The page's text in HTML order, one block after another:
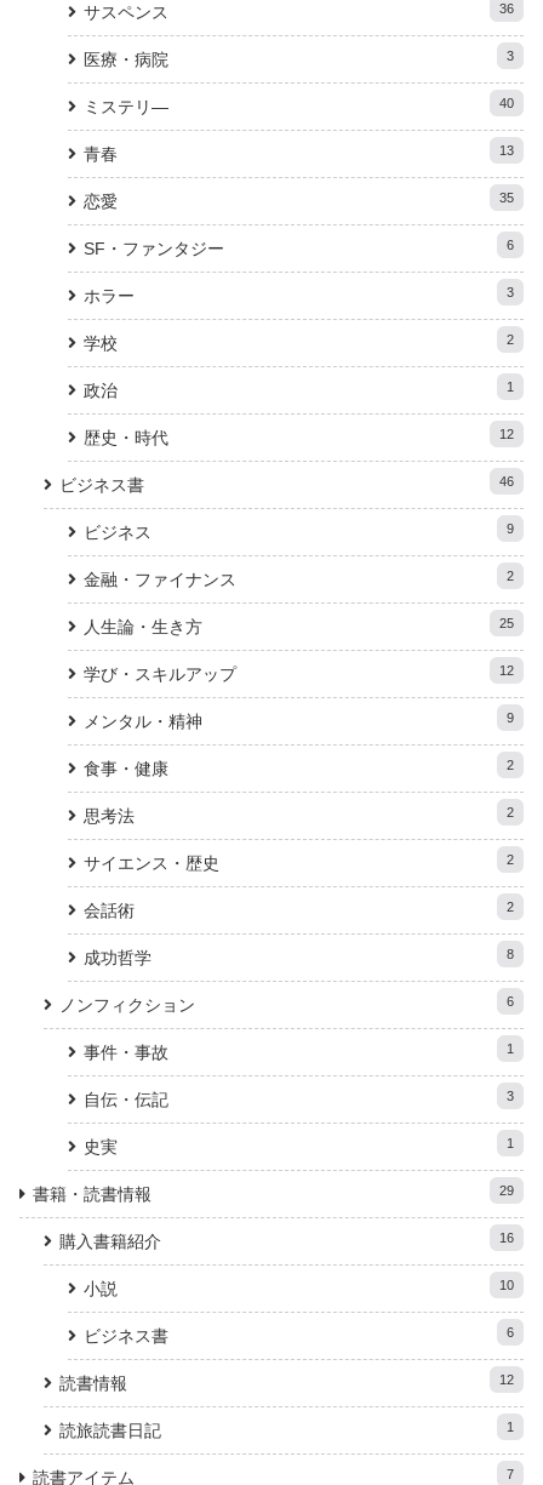
サスペンス 36
医療・病院 3
ミステリ― 40
青春 13
恋愛 35
SF・ファンタジー 6
ホラー 3
学校 2
政治 1
歴史・時代 12
ビジネス書 46
ビジネス 9
金融・ファイナンス 2
人生論・生き方 25
学び・スキルアップ 12
メンタル・精神 9
食事・健康 2
思考法 2
サイエンス・歴史 2
会話術 2
成功哲学 8
ノンフィクション 6
事件・事故 1
自伝・伝記 3
史実 1
書籍・読書情報 29
購入書籍紹介 16
小説 10
ビジネス書 6
読書情報 12
読旅読書日記 1
読書アイテム 7